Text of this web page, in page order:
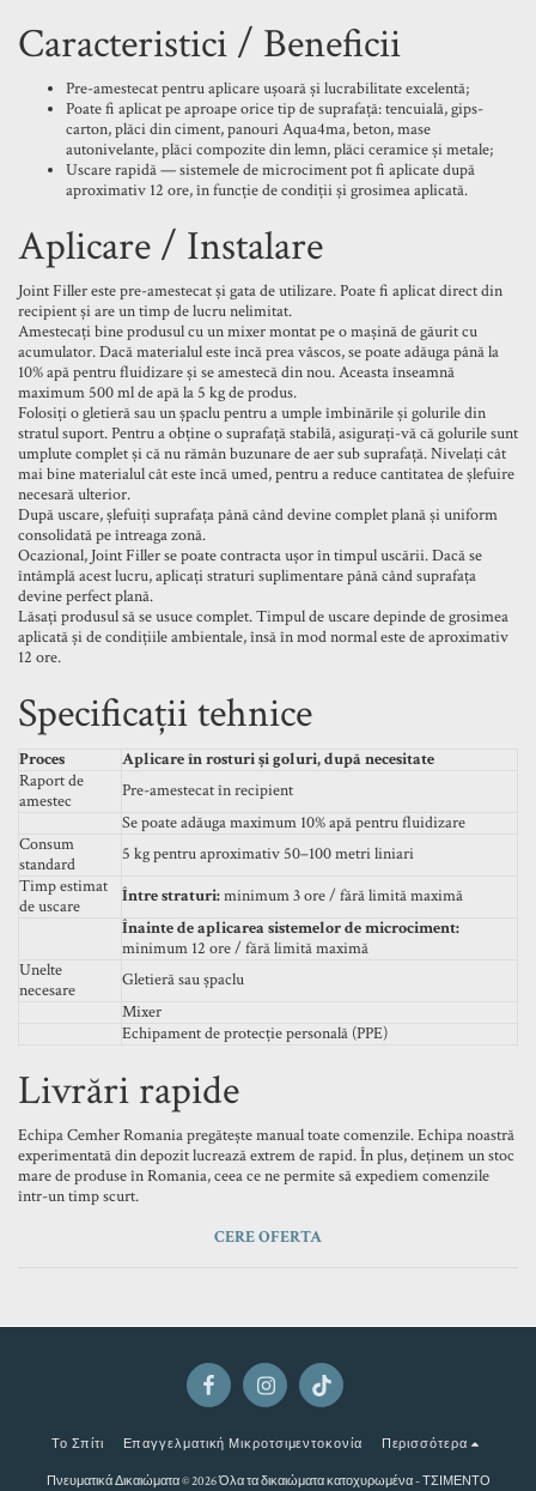
Caracteristici / Beneficii
Pre-amestecat pentru aplicare ușoară și lucrabilitate excelentă;
Poate fi aplicat pe aproape orice tip de suprafață: tencuială, gips-
carton, plăci din ciment, panouri Aqua4ma, beton, mase
autonivelante, plăci compozite din lemn, plăci ceramice și metale;
Uscare rapidă — sistemele de microciment pot fi aplicate după
aproximativ 12 ore, în funcție de condiții și grosimea aplicată.
Aplicare / Instalare
Joint Filler este pre-amestecat și gata de utilizare. Poate fi aplicat direct din
recipient și are un timp de lucru nelimitat.
Amestecați bine produsul cu un mixer montat pe o mașină de găurit cu
acumulator. Dacă materialul este încă prea vâscos, se poate adăuga până la
10% apă pentru fluidizare și se amestecă din nou. Aceasta înseamnă
maximum 500 ml de apă la 5 kg de produs.
Folosiți o gletieră sau un șpaclu pentru a umple îmbinările și golurile din
stratul suport. Pentru a obține o suprafață stabilă, asigurați-vă că golurile sunt
umplute complet și că nu rămân buzunare de aer sub suprafață. Nivelați cât
mai bine materialul cât este încă umed, pentru a reduce cantitatea de șlefuire
necesară ulterior.
După uscare, șlefuiți suprafața până când devine complet plană și uniform
consolidată pe întreaga zonă.
Ocazional, Joint Filler se poate contracta ușor în timpul uscării. Dacă se
întâmplă acest lucru, aplicați straturi suplimentare până când suprafața
devine perfect plană.
Lăsați produsul să se usuce complet. Timpul de uscare depinde de grosimea
aplicată și de condițiile ambientale, însă în mod normal este de aproximativ
12 ore.
Specificații tehnice
Proces
Aplicare în rosturi și goluri, după necesitate
Raport de
amestec
Pre-amestecat în recipient
Se poate adăuga maximum 10% apă pentru fluidizare
Consum
standard
5 kg pentru aproximativ 50–100 metri liniari
Timp estimat
de uscare
Între straturi:minimum 3 ore / fără limită maximă
Înainte de aplicarea sistemelor de microciment:
minimum 12 ore / fără limită maximă
Unelte
necesare
Gletieră sau șpaclu
Mixer
Echipament de protecție personală (PPE)
Livrări rapide
Echipa Cemher Romania pregătește manual toate comenzile. Echipa noastră
experimentată din depozit lucrează extrem de rapid. În plus, deținem un stoc
mare de produse în Romania, ceea ce ne permite să expediem comenzile
într-un timp scurt.
CERE OFERTA
Το Σπίτι Επαγγελματική Μικροτσιμεντοκονία Περισσότερα
Πνευματικά Δικαιώματα © 2026 Όλα τα δικαιώματα κατοχυρωμένα -ΤΣΙΜΕΝΤΟ